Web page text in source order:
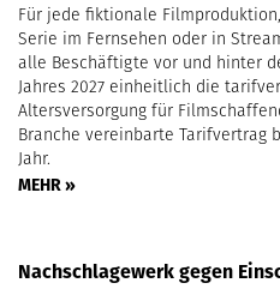
Für jede fiktionale
Serie im Fernsehen oder in
alle Beschäftigte vor und hinter
Jahres 2027 einheitlich die
Altersversorgung für
Branche vereinbarte
Jahr.
MEHR »
Nachschlagewerk gegen